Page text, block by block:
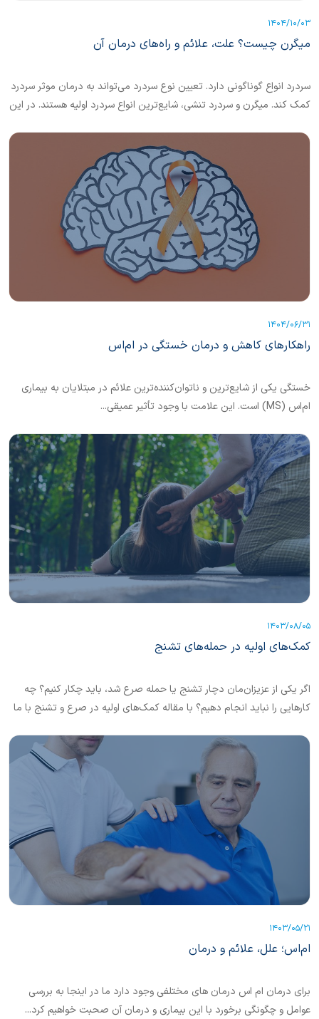
1404/10/03
میگرن چیست؟ علت، علائم و راه‌های درمان آن
سردرد انواع گوناگونی دارد. تعیین نوع سردرد می‌تواند به درمان موثر سردرد
کمک کند. میگرن و سردرد تنشی، شایع‌ترین انواع سردرد اولیه هستند. در این
1404/06/31
راهکارهای کاهش و درمان خستگی در ام‌اس
خستگی یکی از شایع‌ترین و ناتوان‌کننده‌ترین علائم در مبتلایان به بیماری
ام‌اس (MS) است. این علامت با وجود تأثیر عمیقی...
1403/08/05
کمک‌های اولیه در حمله‌‌های تشنج
اگر یکی از عزیزان‌مان دچار تشنج یا حمله صرع شد، باید چکار کنیم؟ چه
کارهایی را نباید انجام دهیم؟ با مقاله کمک‌های اولیه در صرع و تشنج با ما
1403/05/21
ام‌اس؛ علل، علائم و درمان
برای درمان ام اس درمان های مختلفی وجود دارد ما در اینجا به بررسی
عوامل و چگونگی برخورد با این بیماری و درمان آن صحبت خواهیم کرد...